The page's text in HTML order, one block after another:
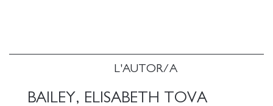
L'AUTOR/A
BAILEY, ELISABETH TOVA
muestra cómo una pequeña parte del mundo
natural puede iluminar nuestra propia existencia
de lo que significa estar plenamente vivo.